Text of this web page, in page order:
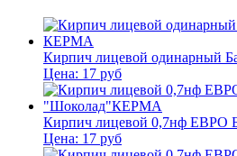
Кирпич лицевой одинарный
Цена: 17 руб
Кирпич лицевой 0,7нф ЕВРО
Цена: 17 руб